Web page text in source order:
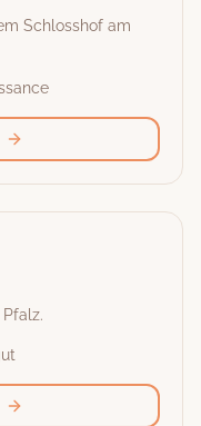
Schlosshof am